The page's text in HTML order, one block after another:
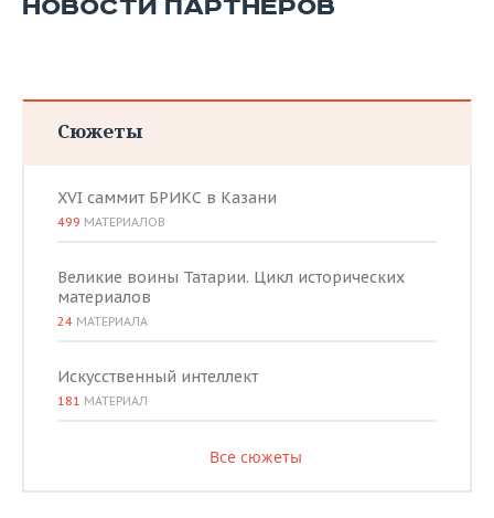
НОВОСТИ ПАРТНЕРОВ
Сюжеты
XVI саммит БРИКС в Казани
499 МАТЕРИАЛОВ
Великие воины Татарии. Цикл исторических
материалов
24 МАТЕРИАЛА
Искусственный интеллект
181 МАТЕРИАЛ
Все сюжеты